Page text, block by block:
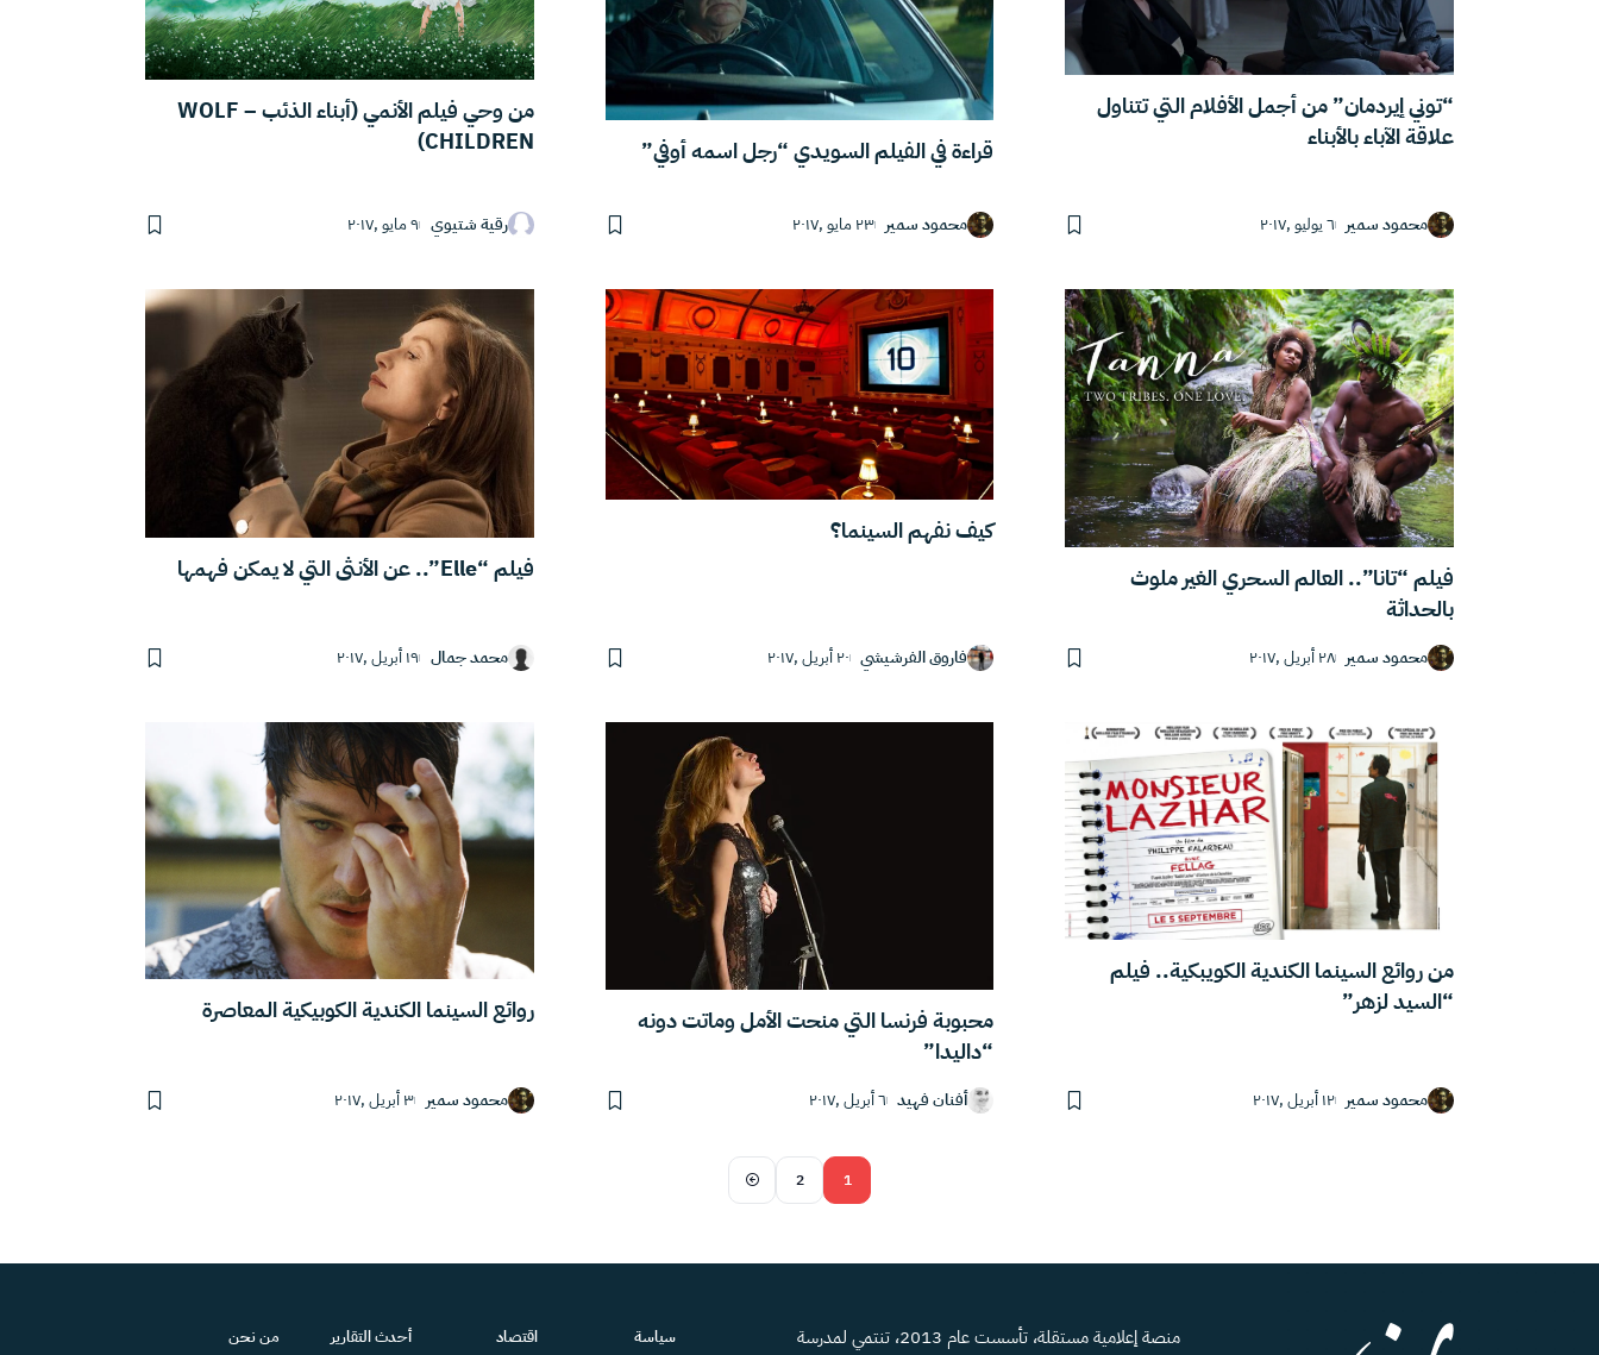
“توني إيردمان” من أجمل الأفلام التي تتناول
علاقة الآباء بالأبناء
محمود سمير ٦ يوليو ,٢٠١٧
قراءة في الفيلم السويدي “رجل اسمه أوفي”
محمود سمير ٢٣ مايو ,٢٠١٧
من وحي فيلم الأنمي (أبناء الذئب – WOLF
CHILDREN)
رقية شتيوي ٩ مايو ,٢٠١٧
فيلم “تانا”.. العالم السحري الغير ملوث
بالحداثة
محمود سمير ٢٨ أبريل ,٢٠١٧
كيف نفهم السينما؟
فاروق الفرشيشي ٢٠ أبريل ,٢٠١٧
فيلم “Elle”.. عن الأنثى التي لا يمكن فهمها
محمد جمال ١٩ أبريل ,٢٠١٧
من روائع السينما الكندية الكويبكية.. فيلم
“السيد لزهر”
محمود سمير ١٢ أبريل ,٢٠١٧
محبوبة فرنسا التي منحت الأمل وماتت دونه
“داليدا”
أفنان فهيد ٦ أبريل ,٢٠١٧
روائع السينما الكندية الكوبيكية المعاصرة
محمود سمير ٣ أبريل ,٢٠١٧
1
2
منصة إعلامية مستقلة، تأسست عام 2013، تنتمي لمدرسة
سياسة اقتصاد أحدث التقارير من نحن